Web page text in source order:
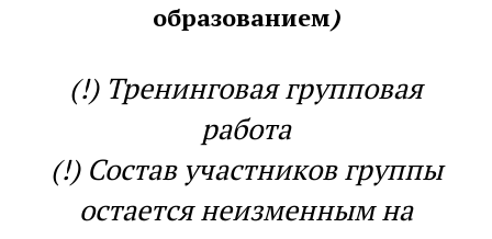
образованием)
(!) Тренинговая групповая
работа
(!) Состав участников группы
остается неизменным на